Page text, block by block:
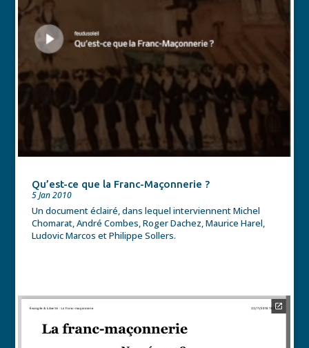
Qu’est-ce que la Franc-Maçonnerie ?
5 Jan 2010
Un document éclairé, dans lequel interviennent Michel
Chomarat, André Combes, Roger Dachez, Maurice Harel,
Ludovic Marcos et Philippe Sollers.